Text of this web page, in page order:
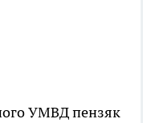
УМВД пензяк